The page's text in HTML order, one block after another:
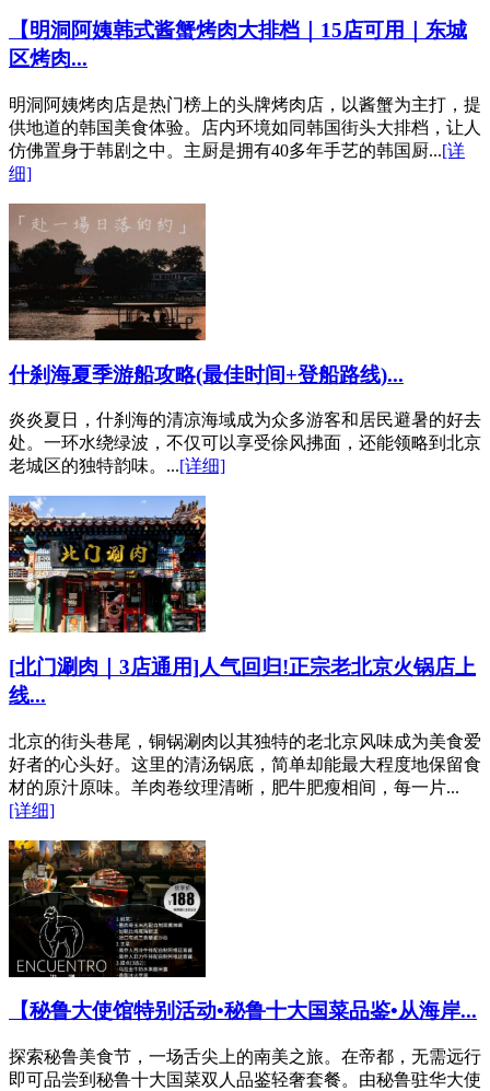
【明洞阿姨韩式酱蟹烤肉大排档｜15店可用｜东城
区烤肉...
明洞阿姨烤肉店是热门榜上的头牌烤肉店，以酱蟹为主打，提
供地道的韩国美食体验。店内环境如同韩国街头大排档，让人
仿佛置身于韩剧之中。主厨是拥有40多年手艺的韩国厨...[详
细]
什刹海夏季游船攻略(最佳时间+登船路线)...
炎炎夏日，什刹海的清凉海域成为众多游客和居民避暑的好去
处。一环水绕绿波，不仅可以享受徐风拂面，还能领略到北京
老城区的独特韵味。...[详细]
[北门涮肉｜3店通用]人气回归!正宗老北京火锅店上
线...
北京的街头巷尾，铜锅涮肉以其独特的老北京风味成为美食爱
好者的心头好。这里的清汤锅底，简单却能最大程度地保留食
材的原汁原味。羊肉卷纹理清晰，肥牛肥瘦相间，每一片...
[详细]
【秘鲁大使馆特别活动•秘鲁十大国菜品鉴•从海岸...
探索秘鲁美食节，一场舌尖上的南美之旅。在帝都，无需远行
即可品尝到秘鲁十大国菜双人品鉴轻奢套餐。由秘鲁驻华大使